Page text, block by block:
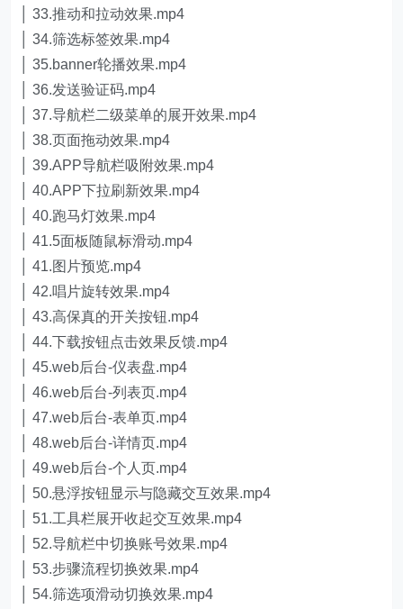
│ 33.推动和拉动效果.mp4
│ 34.筛选标签效果.mp4
│ 35.banner轮播效果.mp4
│ 36.发送验证码.mp4
│ 37.导航栏二级菜单的展开效果.mp4
│ 38.页面拖动效果.mp4
│ 39.APP导航栏吸附效果.mp4
│ 40.APP下拉刷新效果.mp4
│ 40.跑马灯效果.mp4
│ 41.5面板随鼠标滑动.mp4
│ 41.图片预览.mp4
│ 42.唱片旋转效果.mp4
│ 43.高保真的开关按钮.mp4
│ 44.下载按钮点击效果反馈.mp4
│ 45.web后台-仪表盘.mp4
│ 46.web后台-列表页.mp4
│ 47.web后台-表单页.mp4
│ 48.web后台-详情页.mp4
│ 49.web后台-个人页.mp4
│ 50.悬浮按钮显示与隐藏交互效果.mp4
│ 51.工具栏展开收起交互效果.mp4
│ 52.导航栏中切换账号效果.mp4
│ 53.步骤流程切换效果.mp4
│ 54.筛选项滑动切换效果.mp4